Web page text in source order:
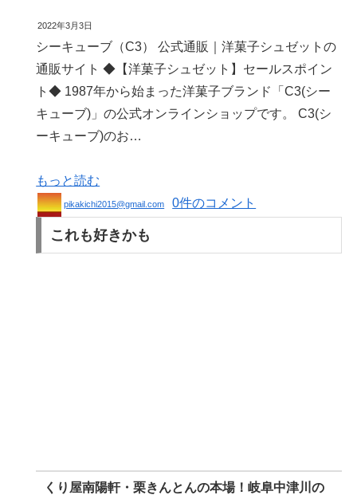
2022年3月3日
シーキューブ（C3） 公式通販｜洋菓子シュゼットの
通販サイト ◆【洋菓子シュゼット】セールスポイン
ト◆ 1987年から始まった洋菓子ブランド「C3(シー
キューブ)」の公式オンラインショップです。 C3(シ
ーキューブ)のお…
もっと読む
pikakichi2015@gmail.com 0件のコメント
これも好きかも
くり屋南陽軒・栗きんとんの本場！岐阜中津川の